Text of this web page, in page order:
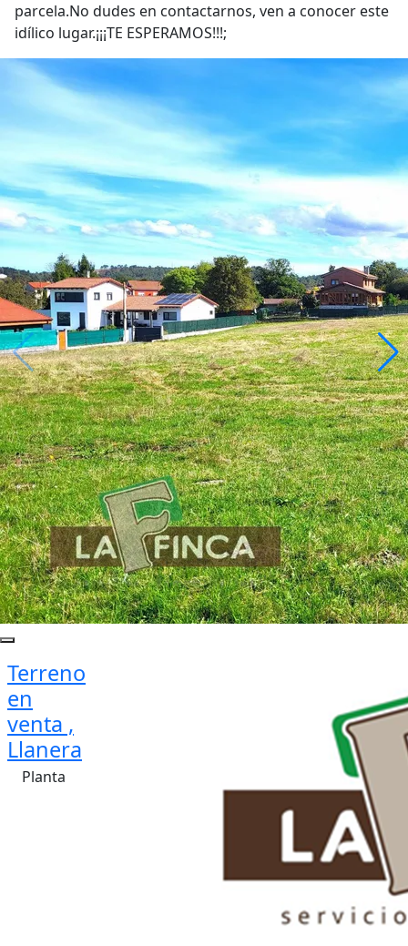
parcela.No dudes en contactarnos, ven a conocer este
idílico lugar.¡¡¡TE ESPERAMOS!!!;
Terreno
en
venta ,
Llanera
Planta